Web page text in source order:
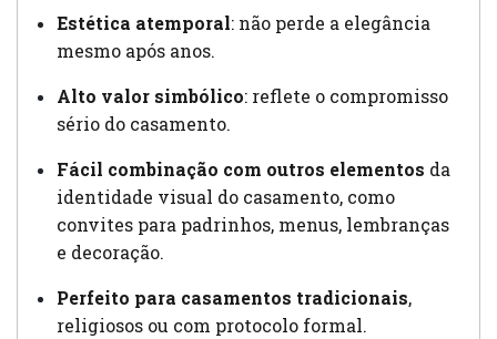
Estética atemporal: não perde a elegância
mesmo após anos.
Alto valor simbólico: reflete o compromisso
sério do casamento.
Fácil combinação com outros elementos da
identidade visual do casamento, como
convites para padrinhos, menus, lembranças
e decoração.
Perfeito para casamentos tradicionais,
religiosos ou com protocolo formal.